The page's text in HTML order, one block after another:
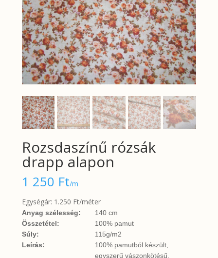
Rozsdaszínű rózsák
drapp alapon
1 250 Ft/m
Egységár: 1.250 Ft/méter
Anyag szélesség:
140 cm
Összetétel:
100% pamut
Súly:
115g/m2
Leírás:
100% pamutból készült,
egyszerű vászonkötésű,